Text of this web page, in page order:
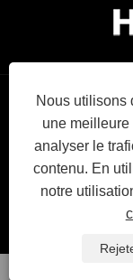
Nous utilisons
une
analyser le
contenu. En
notre
Links
Copyright © 2022